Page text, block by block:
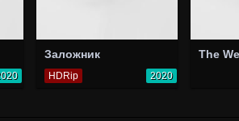
Заложник
HDRip 2020